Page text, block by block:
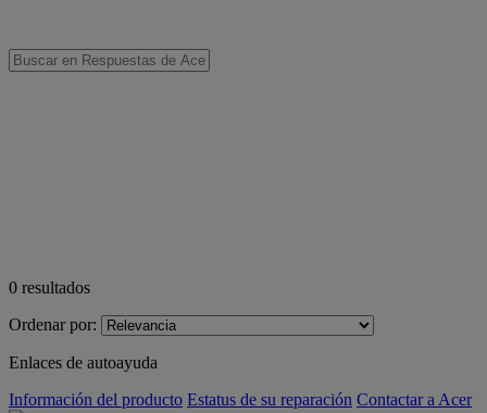
0 resultados
Ordenar por:
Enlaces de autoayuda
Información del producto Estatus de su reparación Contactar a Acer